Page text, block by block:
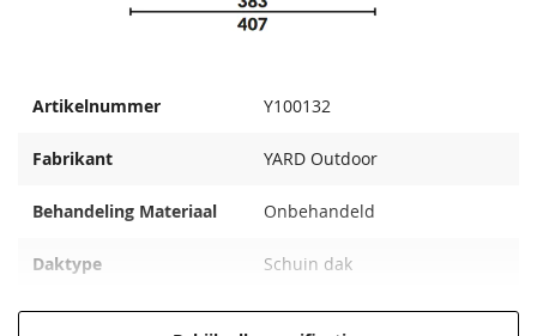
Artikelnummer Y100132
Fabrikant YARD Outdoor
Behandeling Materiaal Onbehandeld
Daktype Schuin dak
Modelserie
Aanbouwveranda OBLIQUE